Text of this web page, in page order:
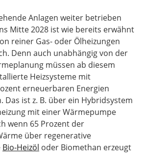
Anlagen weiter betrieben
Mitte 2028 ist wie bereits erwähnt
reiner Gas- oder Ölheizungen
Denn auch unabhängig von der
müssen ab diesem
Heizsysteme mit
erneuerbaren Energien
Das ist z. B. über ein Hybridsystem
mit einer Wärmepumpe
wenn 65 Prozent der
über regenerative
Bio-Heizöl oder Biomethan erzeugt